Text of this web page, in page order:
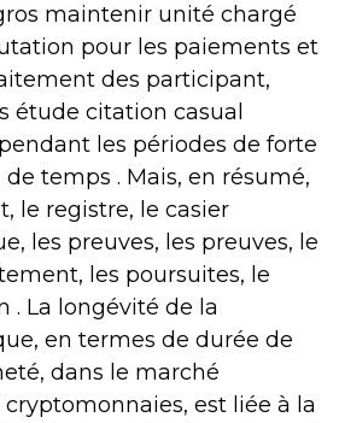
maintenir unité chargé
pour les paiements et
des participant,
étude citation casual
les périodes de forte
temps . Mais, en résumé,
le registre, le casier
les preuves, les preuves, le
les poursuites, le
. La longévité de la
en termes de durée de
dans le marché
est liée à la